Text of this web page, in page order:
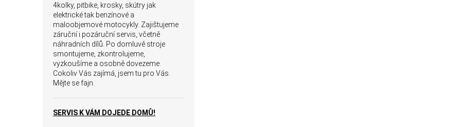
4kolky, pitbike, krosky, skútry jak
elektrické tak benzínové a
maloobjemové motocykly. Zajištujeme
záruční i pozáruční servis, včetně
náhradních dílů. Po domluvě stroje
smontujeme, zkontrolujeme,
vyzkoušíme a osobně dovezeme.
Cokoliv Vás zajímá, jsem tu pro Vás.
Mějte se fajn.
SERVIS K VÁM DOJEDE DOMŮ!